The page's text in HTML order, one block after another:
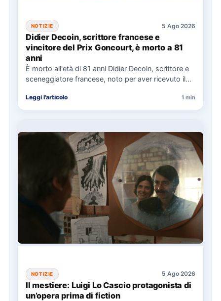
NOTIZIE 5 Ago 2026
Didier Decoin, scrittore francese e
vincitore del Prix Goncourt, è morto a 81
anni
È morto all'età di 81 anni Didier Decoin, scrittore e
sceneggiatore francese, noto per aver ricevuto il
Leggi l'articolo 1 min
NOTIZIE 5 Ago 2026
Il mestiere: Luigi Lo Cascio protagonista di
un’opera prima di fiction